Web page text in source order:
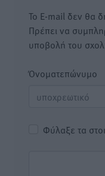
Το E-mail δεν θα
Πρέπει να
υποβολή του
Όνοματεπώνυμο
Φύλαξε τα